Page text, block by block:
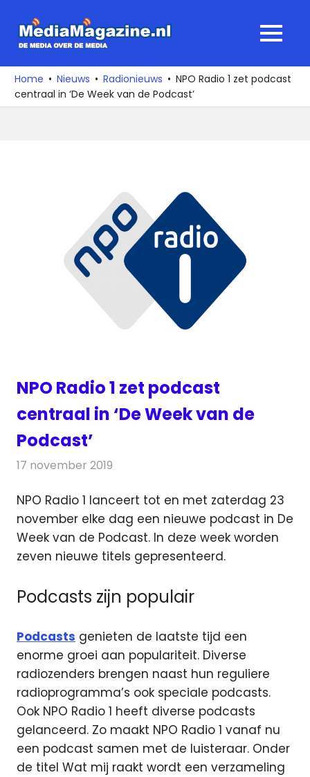
naar
media
over
de
MENU
Home Nieuws Radionieuws
NPO Radio 1 zet podcast
centraal in ‘De Week van de Podcast’
NPO Radio 1 zet podcast
centraal in ‘De Week van de
Podcast’
17 november 2019
NPO Radio 1 lanceert tot en met zaterdag 23
november elke dag een nieuwe podcast in De
Week van de Podcast. In deze week worden
zeven nieuwe titels gepresenteerd.
Podcasts zijn populair
Podcasts genieten de laatste tijd een
enorme groei aan populariteit. Diverse
radiozenders brengen naast hun reguliere
radioprogramma’s ook speciale podcasts.
Ook NPO Radio 1 heeft diverse podcasts
gelanceerd. Zo maakt NPO Radio 1 vanaf nu
een podcast samen met de luisteraar. Onder
de titel Wat mij raakt wordt een verzameling